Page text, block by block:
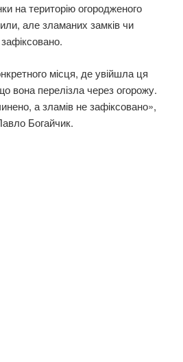
на територію огородженого
але зламаних замків чи
місця, де увійшла ця
вона перелізла через огорожу.
а зламів не зафіксовано»,
Богайчик.